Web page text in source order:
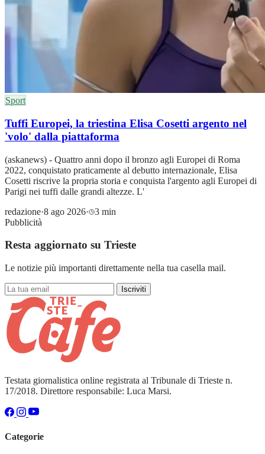
Sport
Tuffi Europei, la triestina Elisa Cosetti argento nel
'volo' dalla piattaforma
(askanews) - Quattro anni dopo il bronzo agli Europei di Roma
2022, conquistato praticamente al debutto internazionale, Elisa
Cosetti riscrive la propria storia e conquista l'argento agli Europei di
Parigi nei tuffi dalle grandi altezze. L'
redazione·8 ago 2026·
3 min
Pubblicità
Resta aggiornato su Trieste
Le notizie più importanti direttamente nella tua casella mail.
Iscriviti
Testata giornalistica online registrata al Tribunale di Trieste n.
17/2018. Direttore responsabile: Luca Marsi.
Categorie